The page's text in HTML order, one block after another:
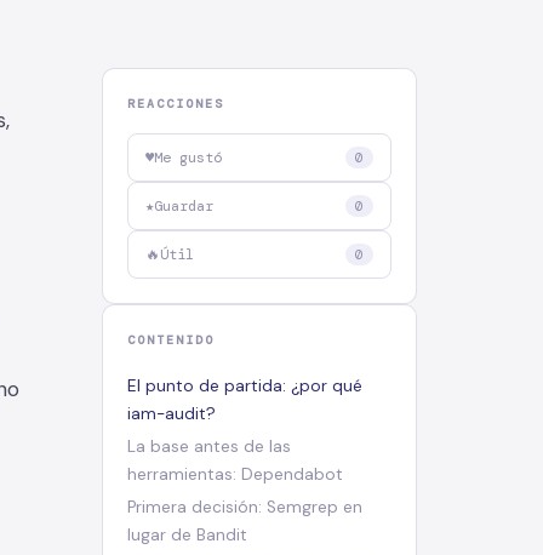
REACCIONES
♥Me gustó 0
★Guardar 0
🔥Útil 0
CONTENIDO
El punto de partida: ¿por qué
iam-audit?
La base antes de las
herramientas: Dependabot
Primera decisión: Semgrep en
lugar de Bandit